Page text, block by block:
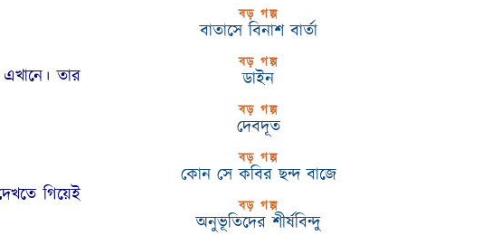
তার
গিয়েই
বড় গল্প
বাতাসে বিনাশ বার্তা
বড় গল্প
ডাইন
বড় গল্প
দেবদূত
বড় গল্প
কোন সে কবির ছন্দ বাজে
বড় গল্প
অনুভূতিদের শীর্ষবিন্দু